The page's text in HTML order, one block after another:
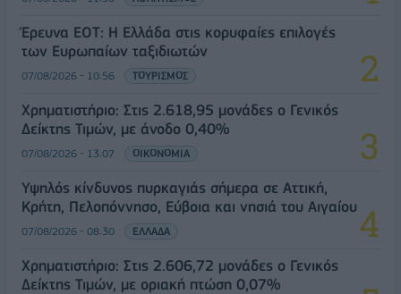
Έρευνα ΕΟΤ: Η Ελλάδα στις κορυφαίες επιλογές
των Ευρωπαίων ταξιδιωτών
07/08/2026 - 10:56 ΤΟΥΡΙΣΜΟΣ
Χρηματιστήριο: Στις 2.618,95 μονάδες ο Γενικός
Δείκτης Τιμών, με άνοδο 0,40%
07/08/2026 - 13:07 ΟΙΚΟΝΟΜΙΑ
Υψηλός κίνδυνος πυρκαγιάς σήμερα σε Αττική,
Κρήτη, Πελοπόννησο, Εύβοια και νησιά του Αιγαίου
07/08/2026 - 08:30 ΕΛΛΑΔΑ
Χρηματιστήριο: Στις 2.606,72 μονάδες ο Γενικός
Δείκτης Τιμών, με οριακή πτώση 0,07%